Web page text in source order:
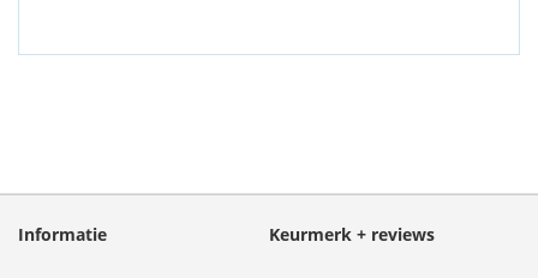
Informatie Keurmerk + reviews